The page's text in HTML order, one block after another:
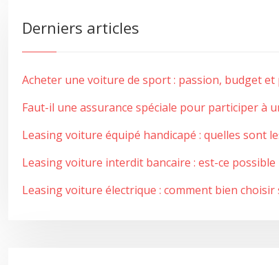
Derniers articles
Acheter une voiture de sport : passion, budget et
Faut-il une assurance spéciale pour participer à
Leasing voiture équipé handicapé : quelles sont
Leasing voiture interdit bancaire : est-ce
Leasing voiture électrique : comment bien choisir